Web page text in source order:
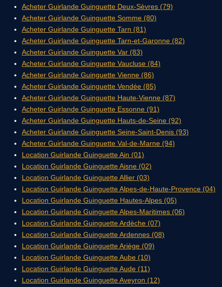
Acheter Guirlande Guinguette Deux-Sèvres (79)
Acheter Guirlande Guinguette Somme (80)
Acheter Guirlande Guinguette Tarn (81)
Acheter Guirlande Guinguette Tarn-et-Garonne (82)
Acheter Guirlande Guinguette Var (83)
Acheter Guirlande Guinguette Vaucluse (84)
Acheter Guirlande Guinguette Vienne (86)
Acheter Guirlande Guinguette Vendée (85)
Acheter Guirlande Guinguette Haute-Vienne (87)
Acheter Guirlande Guinguette Essonne (91)
Acheter Guirlande Guinguette Hauts-de-Seine (92)
Acheter Guirlande Guinguette Seine-Saint-Denis (93)
Acheter Guirlande Guinguette Val-de-Marne (94)
Location Guirlande Guinguette Ain (01)
Location Guirlande Guinguette Aisne (02)
Location Guirlande Guinguette Allier (03)
Location Guirlande Guinguette Alpes-de-Haute-Provence (04)
Location Guirlande Guinguette Hautes-Alpes (05)
Location Guirlande Guinguette Alpes-Maritimes (06)
Location Guirlande Guinguette Ardèche (07)
Location Guirlande Guinguette Ardennes (08)
Location Guirlande Guinguette Ariège (09)
Location Guirlande Guinguette Aube (10)
Location Guirlande Guinguette Aude (11)
Location Guirlande Guinguette Aveyron (12)